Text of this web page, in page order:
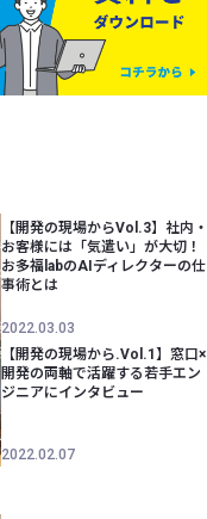
【開発の現場からVol.3】社内・
お客様には「気遣い」が大切！
お多福labのAIディレクターの仕
事術とは
2022.03.03
【開発の現場から.Vol.1】窓口×
開発の両軸で活躍する若手エン
ジニアにインタビュー
2022.02.07